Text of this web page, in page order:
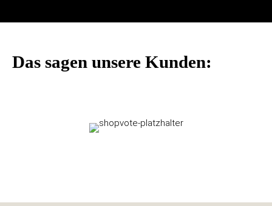
Das sagen unsere Kunden: